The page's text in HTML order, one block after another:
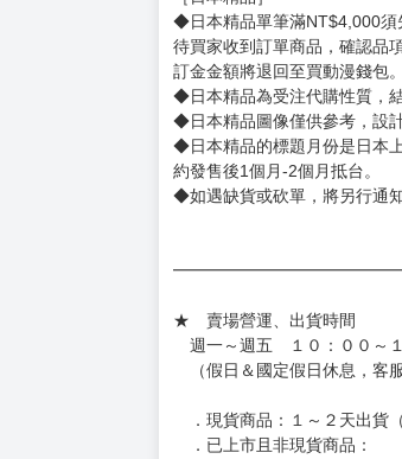
◆預購商品皆無現貨，商品圖
◆商品如有缺件、瑕疵，請務
◆書籍拆封無法更換及退貨(內
書籍有問題請不要拆封，請私
◆逾期未取且訂單取消後三個
◆書籍贈品&上市日、依出版
有時會上市前更改贈品內容或
◆網路購物取貨後開箱時建議
訂金金額將退回至買動漫錢包。
◆日本精品為受注代購性質，
◆日本精品圖像僅供參考，設
約發售後1個月-2個月抵台。
◆如遇缺貨或砍單，將另行通